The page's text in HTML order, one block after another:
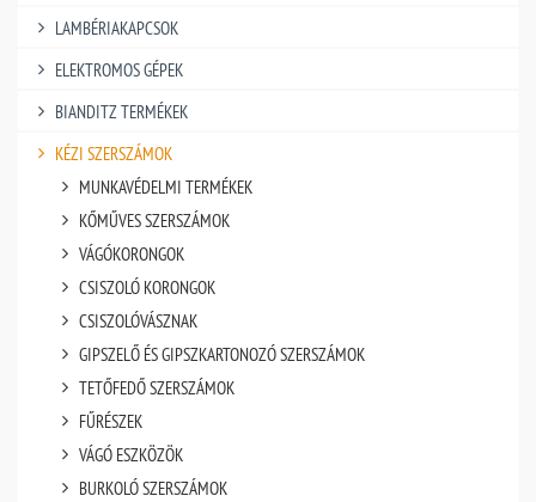
LAMBÉRIAKAPCSOK
ELEKTROMOS GÉPEK
BIANDITZ TERMÉKEK
KÉZI SZERSZÁMOK
MUNKAVÉDELMI TERMÉKEK
KŐMŰVES SZERSZÁMOK
VÁGÓKORONGOK
CSISZOLÓ KORONGOK
CSISZOLÓVÁSZNAK
GIPSZELŐ ÉS GIPSZKARTONOZÓ SZERSZÁMOK
TETŐFEDŐ SZERSZÁMOK
FŰRÉSZEK
VÁGÓ ESZKÖZÖK
BURKOLÓ SZERSZÁMOK